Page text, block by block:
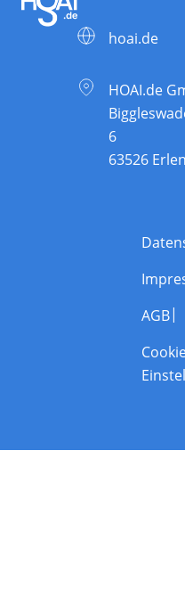
hoai.de
HOAI.de
6
63526
AGB